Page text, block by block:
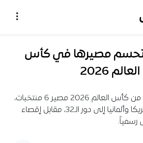
تحسم مصيرها في كأس
العالم 2026
حسمت الجولة الثانية من كأس العالم 2026 مصير 6 منتخبات،
بتأهل المكسيك وأمريكا وألمانيا إلى دور الـ32، مقابل إقصاء
رسمياً.